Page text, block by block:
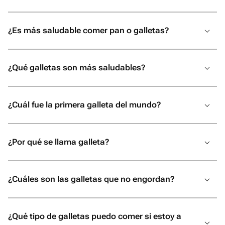
торт, роскошные шарики, красивая
открытку с пожеланиями аккуратно
переписали от руки. Папа был счастлив,
Огромное спасибо за вашу
отзывчивость, профессионализм и
незабываемым. От всей души
рекомендую! Если вы хотите подарить
своим близким не просто подарок, а
настоящие эмоции и быть уверенными,
что всё будет выполнено с любовью и
безупречно, смело обращайтесь
именно сюда. Вы точно не пожалеете!
¿Es más saludable comer pan o galletas?
¿Qué galletas son más saludables?
¿Cuál fue la primera galleta del mundo?
¿Por qué se llama galleta?
¿Cuáles son las galletas que no engordan?
¿Qué tipo de galletas puedo comer si estoy a